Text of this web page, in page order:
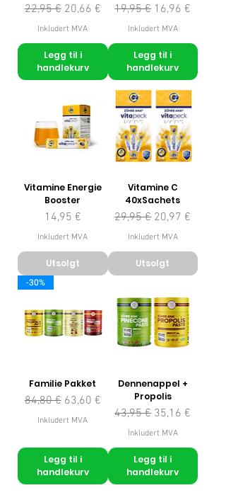
Vanlig pris
22,95 € Salgspris
20,66 €
Inkludert MVA
Legg til i
handlekurv
Vanlig pris
19,95 € Salgspris
16,96 €
Inkludert MVA
Legg til i
handlekurv
Vitamine Energie
Booster
Pris
14,95 €
Inkludert MVA
Utsolgt
Vitamine C
40xSachets
Vanlig pris
29,95 € Salgspris
20,97 €
Inkludert MVA
Utsolgt
-30%
Familie Pakket
Vanlig pris
84,80 € Salgspris
63,60 €
Inkludert MVA
Legg til i
handlekurv
Dennenappel +
Propolis
Vanlig pris
43,95 € Salgspris
35,16 €
Inkludert MVA
Legg til i
handlekurv